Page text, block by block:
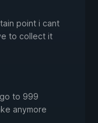
point i cant
to collect it
to 999
anymore